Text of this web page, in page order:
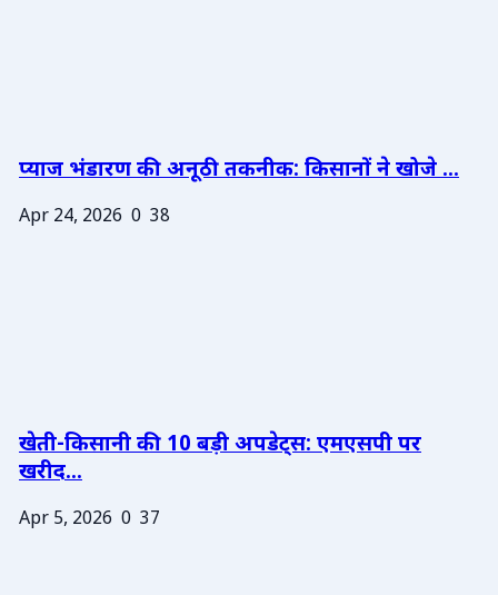
प्याज भंडारण की अनूठी तकनीक: किसानों ने खोजे ...
Apr 24, 2026 0 38
खेती-किसानी की 10 बड़ी अपडेट्स: एमएसपी पर
खरीद...
Apr 5, 2026 0 37